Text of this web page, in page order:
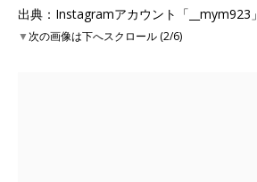
出典：Instagramアカウント「__mym923」
▼次の画像は下へスクロール (2/6)